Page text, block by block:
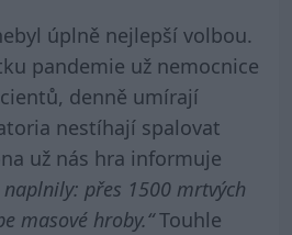
úplně nejlepší volbou.
pandemie už nemocnice
denně umírají
nestíhají spalovat
už nás hra informuje
naplnily: přes 1500 mrtvých
masové hroby.“Touhle